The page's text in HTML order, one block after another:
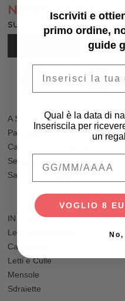
NEWSLETTER
SUBITO PER TE SCONTI
A SPASSO
Passeggini Gemellari
Carrozzine e Navicelle
Seggiolini Auto
Sacchi Passeggino
IN CAMERETTA
Letti Montessoriani
Cassettiere
Letti e Culle
Mensole
Sdraiette
Iscriviti e
primo ordine,
guide
Qual è la data di
Inseriscila per
un
VOGLIO 8